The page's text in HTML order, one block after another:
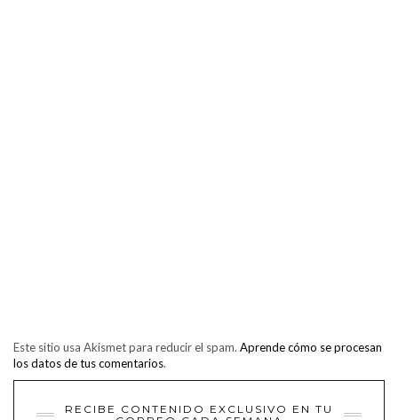
Este sitio usa Akismet para reducir el spam. Aprende cómo se procesan
los datos de tus comentarios.
RECIBE CONTENIDO EXCLUSIVO EN TU